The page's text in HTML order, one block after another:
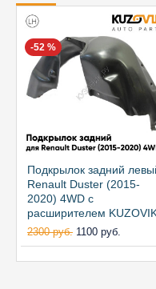
-52 %
Подкрылок задний
Renault Duster (2015-
2020) 4WD с
расширителем
2300 руб. 1100 руб.